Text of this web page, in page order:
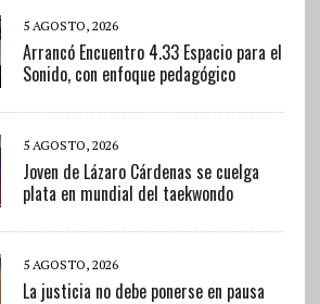
5 AGOSTO, 2026
Arrancó Encuentro 4.33 Espacio para el
Sonido, con enfoque pedagógico
5 AGOSTO, 2026
Joven de Lázaro Cárdenas se cuelga
plata en mundial del taekwondo
5 AGOSTO, 2026
La justicia no debe ponerse en pausa